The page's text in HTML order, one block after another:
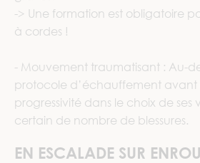
-> Une formation est obligatoire
à cordes !
- Mouvement traumatisant : Au-
protocole d’échauffement avant
progressivité dans le choix de ses
certain de nombre de blessures.
EN ESCALADE SUR